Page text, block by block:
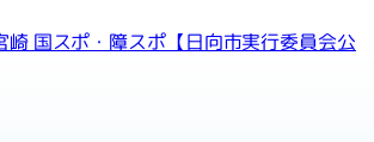
紡ぐ感動 親和となれ
第81回国民スポーツ大会
第26回全国障害者スポーツ大会